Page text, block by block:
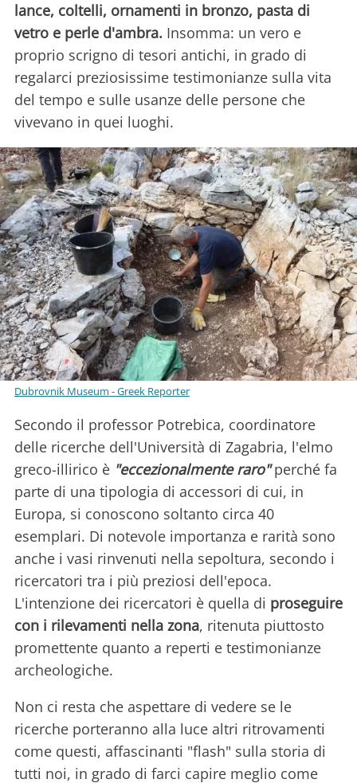
lance, coltelli, ornamenti in bronzo, pasta di
vetro e perle d'ambra. Insomma: un vero e
proprio scrigno di tesori antichi, in grado di
regalarci preziosissime testimonianze sulla vita
del tempo e sulle usanze delle persone che
vivevano in quei luoghi.
Dubrovnik Museum - Greek Reporter
Secondo il professor Potrebica, coordinatore
delle ricerche dell'Università di Zagabria, l'elmo
greco-illirico è "eccezionalmente raro"perché fa
parte di una tipologia di accessori di cui, in
Europa, si conoscono soltanto circa 40
esemplari. Di notevole importanza e rarità sono
anche i vasi rinvenuti nella sepoltura, secondo i
ricercatori tra i più preziosi dell'epoca.
L'intenzione dei ricercatori è quella di proseguire
con i rilevamenti nella zona, ritenuta piuttosto
promettente quanto a reperti e testimonianze
archeologiche.
Non ci resta che aspettare di vedere se le
ricerche porteranno alla luce altri ritrovamenti
come questi, affascinanti "flash" sulla storia di
tutti noi, in grado di farci capire meglio come